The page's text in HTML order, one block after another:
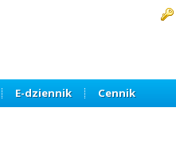
E-dziennik Cennik